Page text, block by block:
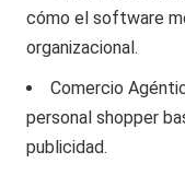
cómo el software
organizacional.
Comercio
personal shopper
publicidad.